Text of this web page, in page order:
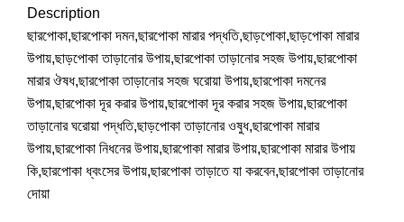
Description
ছারপোকা,ছারপোকা দমন,ছারপোকা মারার পদ্ধতি,ছাড়পোকা,ছাড়পোকা মারার
উপায়,ছাড়পোকা তাড়ানোর উপায়,ছারপোকা তাড়ানোর সহজ উপায়,ছারপোকা
মারার ঔষধ,ছারপোকা তাড়ানোর সহজ ঘরোয়া উপায়,ছারপোকা দমনের
উপায়,ছারপোকা দূর করার উপায়,ছারপোকা দূর করার সহজ উপায়,ছারপোকা
তাড়ানোর ঘরোয়া পদ্ধতি,ছাড়পোকা তাড়ানোর ওষুধ,ছারপোকা মারার
উপায়,ছারপোকা নিধনের উপায়,ছারপোকা মারার উপায়,ছারপোকা মারার উপায়
কি,ছারপোকা ধ্বংসের উপায়,ছারপোকা তাড়াতে যা করবেন,ছারপোকা তাড়ানোর
দোয়া